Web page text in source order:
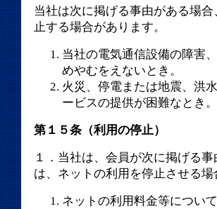
当社は次に掲げる事由がある場
止する場合があります。
当社の電気通信設備の障害
めやむをえないとき。
火災、停電または地震、洪
ービスの提供が困難なとき。
第１５条（利用の停止）
１．当社は、会員が次に掲げる
は、ネットの利用を停止させる
ネットの利用料金等につい